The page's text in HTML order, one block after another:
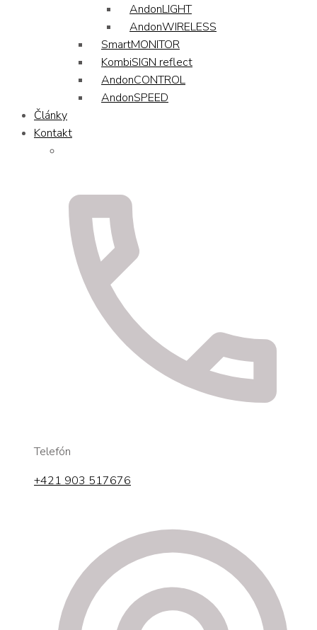
AndonLIGHT
AndonWIRELESS
SmartMONITOR
KombiSIGN reflect
AndonCONTROL
AndonSPEED
Články
Kontakt
Telefón
+421 903 517676